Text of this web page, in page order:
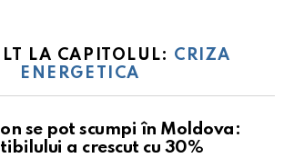
LA CAPITOLUL: CRIZA
ENERGETICA
se pot scumpi în Moldova:
a crescut cu 30%